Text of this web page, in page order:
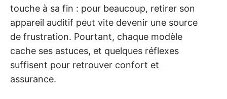
touche à sa fin : pour beaucoup, retirer son
appareil auditif peut vite devenir une source
de frustration. Pourtant, chaque modèle
cache ses astuces, et quelques réflexes
suffisent pour retrouver confort et
assurance.